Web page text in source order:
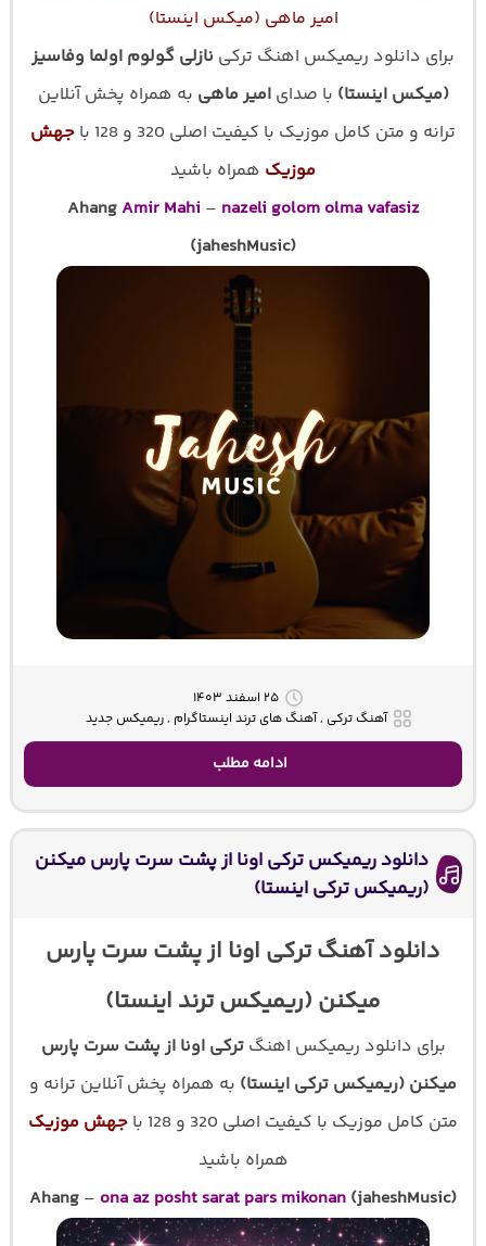
امیر ماهی (میکس اینستا)
برای دانلود ریمیکس اهنگ ترکی نازلی گولوم اولما وفاسیز
(میکس اینستا) با صدایامیر ماهی به همراه پخش آنلاین
ترانه و متن کامل موزیک با کیفیت اصلی 320 و 128 با
جهش
موزیک همراه باشید
Ahang Amir Mahi – nazeli golom olma vafasiz
(jaheshMusic)
۲۵ اسفند ۱۴۰۳
آهنگ ترکی , آهنگ های ترند اینستاگرام , ریمیکس جدید
ادامه مطلب
دانلود ریمیکس ترکی اونا از پشت سرت پارس میکنن
(ریمیکس ترکی اینستا)
دانلود آهنگ ترکی اونا از پشت سرت پارس
میکنن (ریمیکس ترند اینستا)
برای دانلود ریمیکس اهنگترکی اونا از پشت سرت پارس
میکنن (ریمیکس ترکی اینستا) به همراه پخش آنلاین ترانه و
متن کامل موزیک با کیفیت اصلی 320 و 128 با
جهش موزیک
همراه باشید
Ahang – ona az posht sarat pars mikonan (jaheshMusic)